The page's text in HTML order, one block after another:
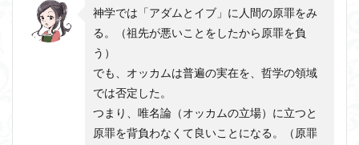
神学では「アダムとイブ」に人間の原罪をみ
る。（祖先が悪いことをしたから原罪を負
う）
でも、オッカムは普遍の実在を、哲学の領域
では否定した。
つまり、唯名論（オッカムの立場）に立つと
原罪を背負わなくて良いことになる。（原罪